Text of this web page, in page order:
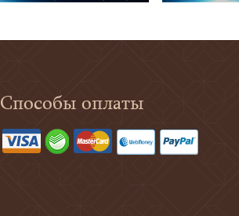
Способы оплаты